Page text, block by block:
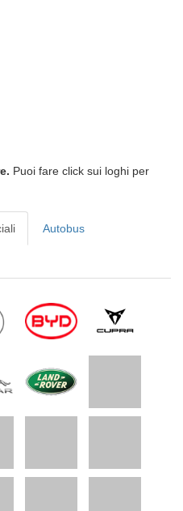
Puoi fare click sui loghi per
Autobus